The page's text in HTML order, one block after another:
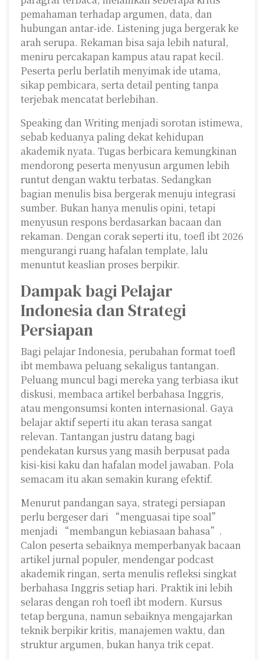
pemahaman terhadap argumen, data, dan
hubungan antar-ide. Listening juga bergerak ke
arah serupa. Rekaman bisa saja lebih natural,
meniru percakapan kampus atau rapat kecil.
Peserta perlu berlatih menyimak ide utama,
sikap pembicara, serta detail penting tanpa
terjebak mencatat berlebihan.
Speaking dan Writing menjadi sorotan istimewa,
sebab keduanya paling dekat kehidupan
akademik nyata. Tugas berbicara kemungkinan
mendorong peserta menyusun argumen lebih
runtut dengan waktu terbatas. Sedangkan
bagian menulis bisa bergerak menuju integrasi
sumber. Bukan hanya menulis opini, tetapi
menyusun respons berdasarkan bacaan dan
rekaman. Dengan corak seperti itu, toefl ibt 2026
mengurangi ruang hafalan template, lalu
menuntut keaslian proses berpikir.
Dampak bagi Pelajar
Indonesia dan Strategi
Persiapan
Bagi pelajar Indonesia, perubahan format toefl
ibt membawa peluang sekaligus tantangan.
Peluang muncul bagi mereka yang terbiasa ikut
diskusi, membaca artikel berbahasa Inggris,
atau mengonsumsi konten internasional. Gaya
belajar aktif seperti itu akan terasa sangat
relevan. Tantangan justru datang bagi
pendekatan kursus yang masih berpusat pada
kisi-kisi kaku dan hafalan model jawaban. Pola
semacam itu akan semakin kurang efektif.
Menurut pandangan saya, strategi persiapan
perlu bergeser dari “menguasai tipe soal”
menjadi “membangun kebiasaan bahasa”.
Calon peserta sebaiknya memperbanyak bacaan
artikel jurnal populer, mendengar podcast
akademik ringan, serta menulis refleksi singkat
berbahasa Inggris setiap hari. Praktik ini lebih
selaras dengan roh toefl ibt modern. Kursus
tetap berguna, namun sebaiknya mengajarkan
teknik berpikir kritis, manajemen waktu, dan
struktur argumen, bukan hanya trik cepat.